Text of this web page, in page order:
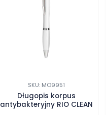
SKU: MO9951
Długopis korpus
antybakteryjny RIO CLEAN